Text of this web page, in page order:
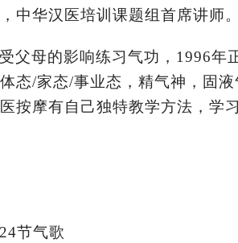
中华汉医培训课题组首席讲师
父母的影响练习气功，1996年
态/家态/事业态，精气神，固
按摩有自己独特教学方法，学
节气歌